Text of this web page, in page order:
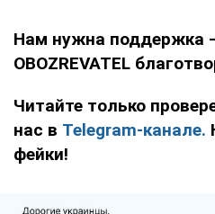
Нам нужна поддержка
OBOZREVATEL
Читайте только
нас в Telegram-канале.
фейки!